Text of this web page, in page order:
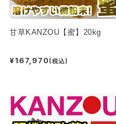
甘草KANZOU【蜜】20kg
¥167,970(税込)